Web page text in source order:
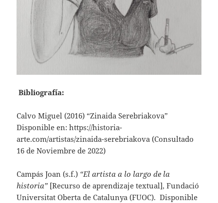
Bibliografía:
Calvo Miguel(2016) “Zinaida Serebriakova”
Disponible en: https://historia-
arte.com/artistas/zinaida-serebriakova (Consultado
16 de Noviembre de 2022)
Campás Joan (s.f.) “El artista a lo largo de la
historia” [Recurso de aprendizaje textual], Fundació
Universitat Oberta de Catalunya (FUOC). Disponible